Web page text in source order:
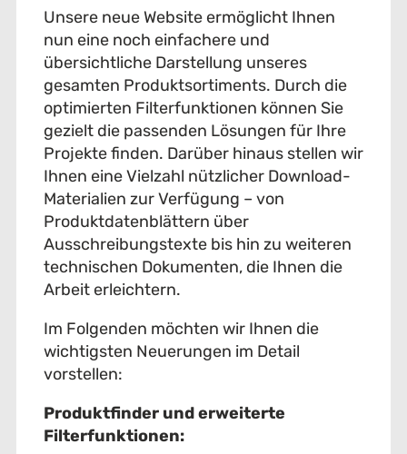
Unsere neue Website ermöglicht Ihnen
nun eine noch einfachere und
übersichtliche Darstellung unseres
gesamten Produktsortiments. Durch die
optimierten Filterfunktionen können Sie
gezielt die passenden Lösungen für Ihre
Projekte finden. Darüber hinaus stellen wir
Ihnen eine Vielzahl nützlicher Download-
Materialien zur Verfügung – von
Produktdatenblättern über
Ausschreibungstexte bis hin zu weiteren
technischen Dokumenten, die Ihnen die
Arbeit erleichtern.
Im Folgenden möchten wir Ihnen die
wichtigsten Neuerungen im Detail
vorstellen:
Produktfinder und erweiterte
Filterfunktionen: